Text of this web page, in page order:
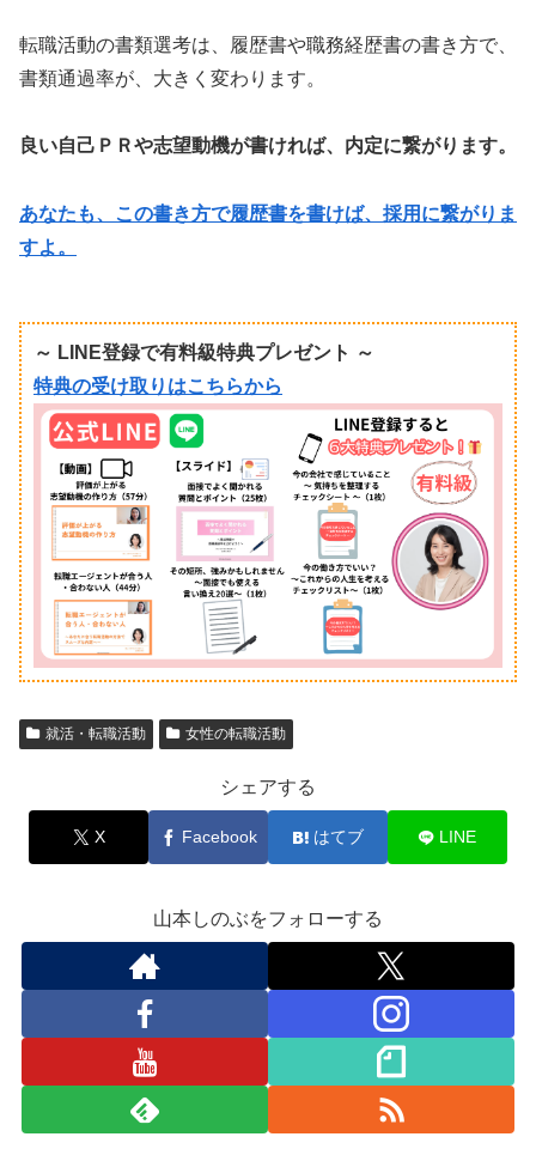
転職活動の書類選考は、履歴書や職務経歴書の書き方で、
書類通過率が、大きく変わります。
良い自己ＰＲや志望動機が書ければ、内定に繋がります。
あなたも、この書き方で履歴書を書けば、採用に繋がりま
すよ。
～ LINE登録で有料級特典プレゼント ～
特典の受け取りはこちらから
就活・転職活動 女性の転職活動
シェアする
X Facebook はてブ LINE
山本しのぶをフォローする